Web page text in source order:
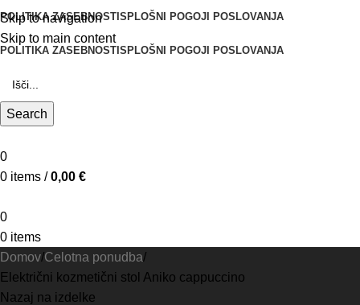
Skip to navigation
Skip to main content
POLITIKA ZASEBNOSTI SPLOŠNI POGOJI POSLOVANJA
POLITIKA ZASEBNOSTI SPLOŠNI POGOJI POSLOVANJA
Search
0
0 items / 0,00 €
0
0 items
Domov Celotna ponudba
Električni kozmetični stol Aniko cappuccino
Nazaj na izdelke